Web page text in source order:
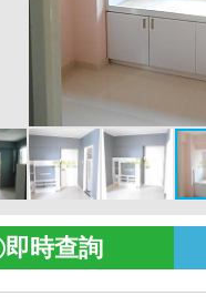
即時查詢